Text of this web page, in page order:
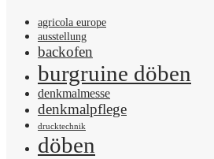
agricola europe
ausstellung
backofen
burgruine döben
denkmalmesse
denkmalpflege
drucktechnik
döben